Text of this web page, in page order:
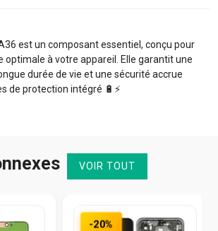
est un composant essentiel, conçu pour
à votre appareil. Elle garantit une
durée de vie et une sécurité accrue
de protection intégré 🔋⚡️
VOIR TOUT
-20%